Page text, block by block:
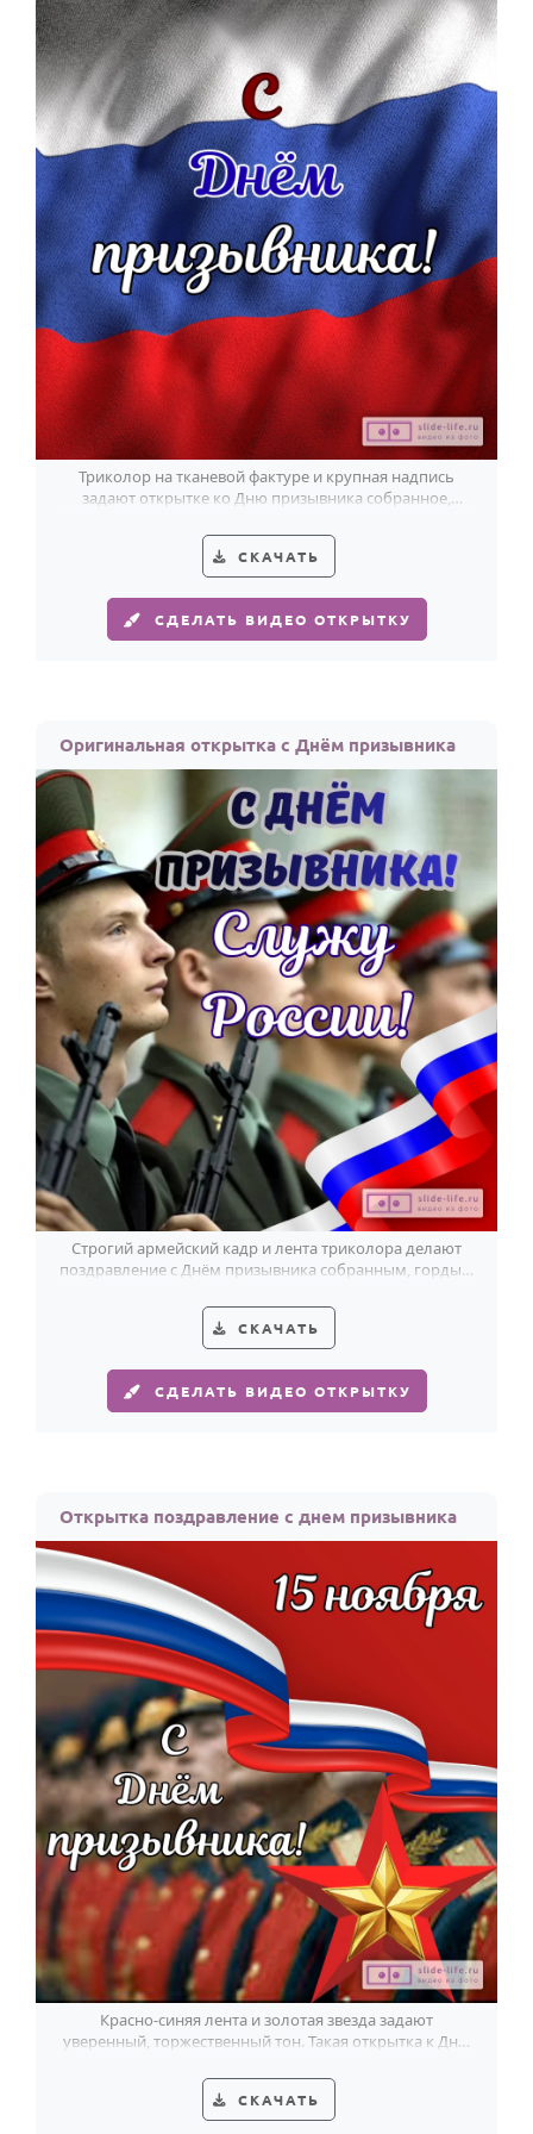
По годам
Триколор на тканевой фактуре и крупная надпись
задают открытке ко Дню призывника собранное,
СКАЧАТЬ
СДЕЛАТЬ ВИДЕО ОТКРЫТКУ
Оригинальная открытка с Днём призывника
Строгий армейский кадр и лента триколора делают
поздравление с Днём призывника собранным, гордым
СКАЧАТЬ
СДЕЛАТЬ ВИДЕО ОТКРЫТКУ
Открытка поздравление с днем призывника
Красно-синяя лента и золотая звезда задают
уверенный, торжественный тон. Такая открытка к Дню
СКАЧАТЬ